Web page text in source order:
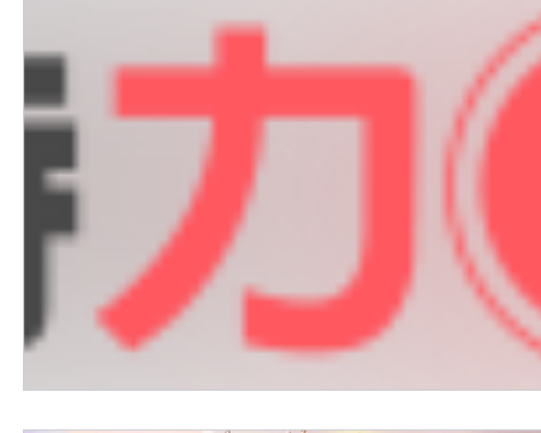
美食團購 Bidhongkong